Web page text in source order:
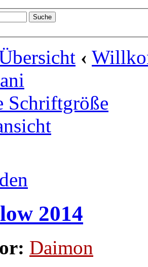
‹
Schriftgröße
2014
Daimon